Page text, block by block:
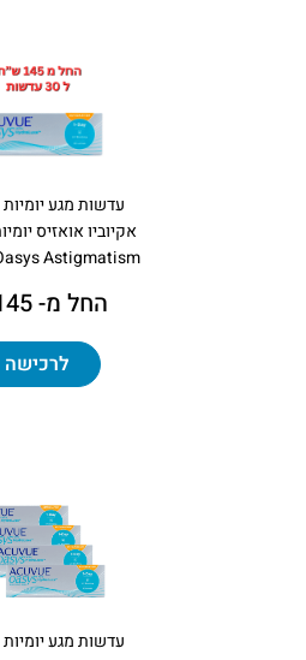
עדשות מגע יומיות
אקיוביו אואזיס
Astigmatism
החל מ- 145 ₪
לרכישה
עדשות מגע יומיות